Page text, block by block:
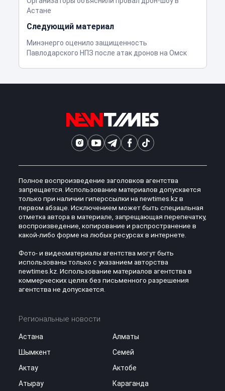
Астане
Следующий материал
Минэнерго оценило защищенность
Павлодарского НПЗ после атак дронов на Омск
Полное воспроизведение заголовков агентства
запрещается. Использование материалов допускается
только при наличии гиперссылки на newtimes.kz в
первом абзаце. Исключением может быть специальная
отметка автора в материале, запрещающая перепечатку,
воспроизведение, копирование и распространение в
какой-либо форме на любых ресурсах в интернете.
Фото- и видеоматериалы агентства могут быть
использованы только с указанием авторства
newtimes.kz. Использование материалов агентства в
коммерческих целях без письменного разрешения
агентства не допускается.
Региональные новости
Астана
Алматы
Шымкент
Семей
Актау
Актобе
Атырау
Караганда